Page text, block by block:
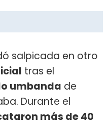
salpicada en otro
tras el
umbanda de
Durante el
más de 40